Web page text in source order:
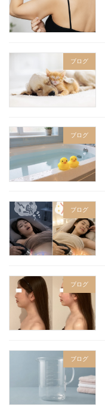
ブログ
ブログ
ブログ
ブログ
ブログ